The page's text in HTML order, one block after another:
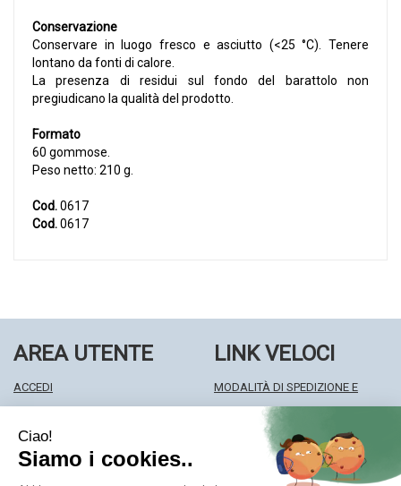
Conservazione
Conservare in luogo fresco e asciutto (<25 °C). Tenere
lontano da fonti di calore.
La presenza di residui sul fondo del barattolo non
pregiudicano la qualità del prodotto.
Formato
60 gommose.
Peso netto: 210 g.
Cod.0617
Cod.0617
AREA UTENTE
ACCEDI
WISHLIST
ISCRIZIONE ALLA NEWSLETTER
LINK VELOCI
MODALITÀ DI SPEDIZIONE E
MODALITÀ DI PAGAMENTO
INFORMATIVA PRIVACY